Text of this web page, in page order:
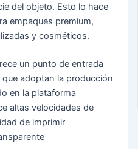
del objeto. Esto lo hace
empaques premium,
y cosméticos.
un punto de entrada
adoptan la producción
en la plataforma
altas velocidades de
de imprimir